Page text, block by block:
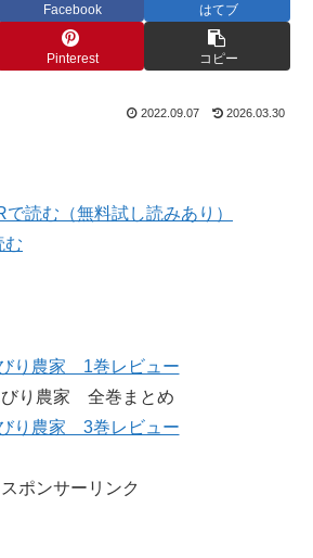
Facebook はてブ
Pinterest コピー
2022.09.07 2026.03.30
読む（無料試し読みあり）
む
り農家 1巻レビュー
り農家 全巻まとめ
り農家 3巻レビュー
スポンサーリンク